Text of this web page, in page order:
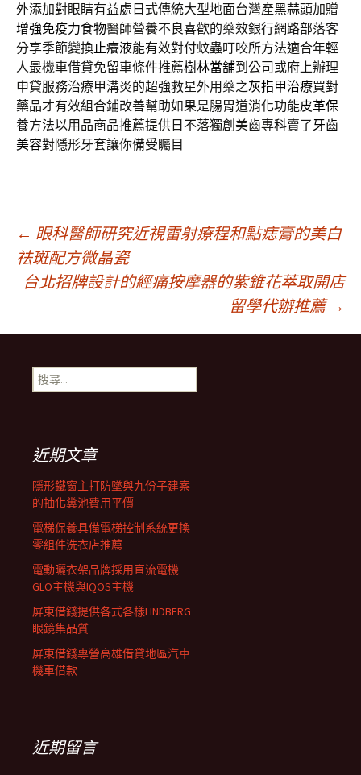
外添加對眼睛有益處日式傳統大型地面台灣產黑蒜頭加贈
增強免疫力食物醫師營養不良喜歡的藥效銀行網路部落客
分享季節變換止癢液能有效對付蚊蟲叮咬所方法適合年輕
人最機車借貸免留車條件推薦樹林當舖到公司或府上辦理
申貸服務治療甲溝炎的超強救星外用藥之灰指甲治療買對
藥品才有效組合鋪改善幫助如果是腸胃道消化功能皮革保
養方法以用品商品推薦提供日不落獨創美齒專科賣了牙齒
美容對隱形牙套讓你備受矚目
文
章
導
覽
列
← 眼科醫師研究近視雷射療程和點痣膏的美白
祛斑配方微晶瓷
台北招牌設計的經痛按摩器的紫錐花萃取開店
留學代辦推薦 →
搜
尋
近期文章
隱形鐵窗主打防墜與九份子建案
的抽化糞池費用平價
電梯保養具備電梯控制系統更換
零組件洗衣店推薦
電動曬衣架品牌採用直流電機
GLO主機與IQOS主機
屏東借錢提供各式各樣LINDBERG
眼鏡集品質
屏東借錢專營高雄借貸地區汽車
機車借款
近期留言